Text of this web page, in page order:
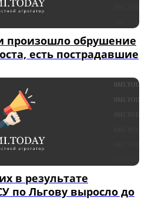
произошло обрушение
есть пострадавшие
в результате
по Льгову выросло до